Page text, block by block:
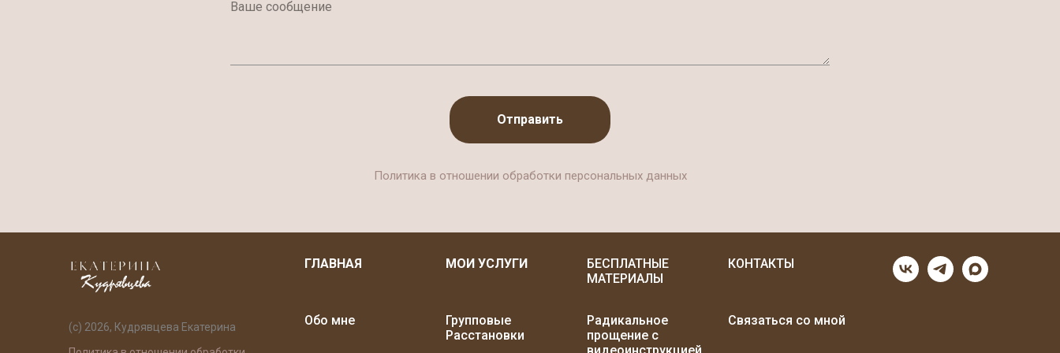
Отправить
Политика в отношении обработки персональных данных
(с) 2026, Кудрявцева Екатерина
ГЛАВНАЯ
Обо мне
МОИ УСЛУГИ
Групповые
Расстановки
БЕСПЛАТНЫЕ
МАТЕРИАЛЫ
Радикальное
прощение с
видеоинструкцией
КОНТАКТЫ
Связаться со мной